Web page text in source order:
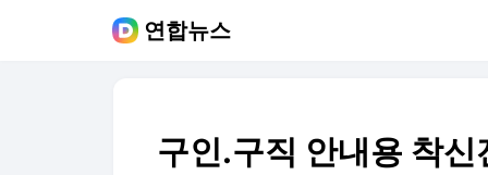
연합뉴스
구인.구직 안내용 착